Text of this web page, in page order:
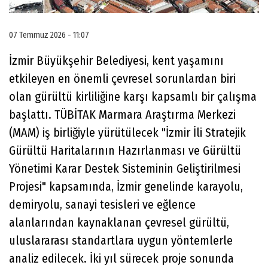
07 Temmuz 2026 - 11:07
İzmir Büyükşehir Belediyesi, kent yaşamını
etkileyen en önemli çevresel sorunlardan biri
olan gürültü kirliliğine karşı kapsamlı bir çalışma
başlattı. TÜBİTAK Marmara Araştırma Merkezi
(MAM) iş birliğiyle yürütülecek "İzmir İli Stratejik
Gürültü Haritalarının Hazırlanması ve Gürültü
Yönetimi Karar Destek Sisteminin Geliştirilmesi
Projesi" kapsamında, İzmir genelinde karayolu,
demiryolu, sanayi tesisleri ve eğlence
alanlarından kaynaklanan çevresel gürültü,
uluslararası standartlara uygun yöntemlerle
analiz edilecek. İki yıl sürecek proje sonunda